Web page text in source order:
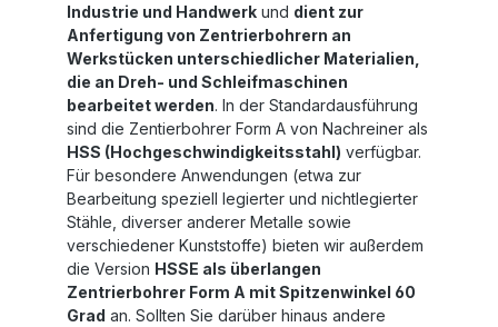
Industrie und Handwerk und dient zur
Anfertigung von Zentrierbohrern an
Werkstücken unterschiedlicher Materialien,
die an Dreh- und Schleifmaschinen
bearbeitet werden. In der Standardausführung
sind die Zentierbohrer Form A von Nachreiner als
HSS (Hochgeschwindigkeitsstahl) verfügbar.
Für besondere Anwendungen (etwa zur
Bearbeitung speziell legierter und nichtlegierter
Stähle, diverser anderer Metalle sowie
verschiedener Kunststoffe) bieten wir außerdem
die Version HSSE als überlangen
Zentrierbohrer Form A mit Spitzenwinkel 60
Grad an. Sollten Sie darüber hinaus andere